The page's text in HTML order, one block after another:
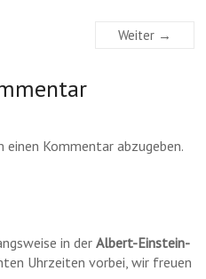
Weiter →
einen Kommentar abzugeben.
in derAlbert-Einstein-
Uhrzeiten vorbei, wir freuen